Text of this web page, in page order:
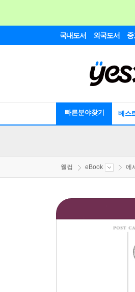
국내도서 외국도서
빠른분야찾기 베스
웰컴 eBook 에